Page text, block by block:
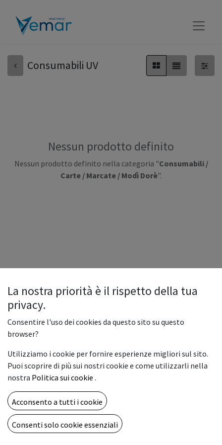
Consumabili UV
Nessun prodotto definito
Nessun prodotto definito nella categoria "Consumabili /
Carte / Marcate / Modì Dorè".
Copyright © Vemar sas
La nostra priorità è il rispetto della tua
privacy.
Consentire l'uso dei cookies da questo sito su questo
browser?
Utilizziamo i cookie per fornire esperienze migliori sul sito.
Puoi scoprire di più sui nostri cookie e come utilizzarli nella
nostra Politica sui cookie .
Acconsento a tutti i cookie
Consenti solo cookie essenziali